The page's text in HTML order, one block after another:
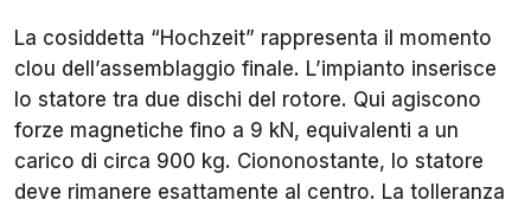
La cosiddetta “Hochzeit” rappresenta il momento
clou dell’assemblaggio finale. L’impianto inserisce
lo statore tra due dischi del rotore. Qui agiscono
forze magnetiche fino a 9 kN, equivalenti a un
carico di circa 900 kg. Ciononostante, lo statore
deve rimanere esattamente al centro. La tolleranza